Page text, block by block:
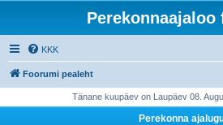
Perekonnaajaloo
KKK
Foorumi pealeht
Tänane kuupäev on Laupäev 08.
Perekonna